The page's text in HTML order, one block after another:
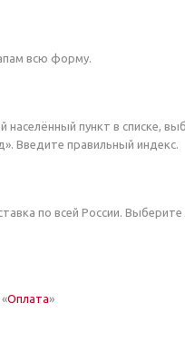
всю форму.
населённый пункт в списке,
Введите правильный индекс.
по всей России.
Оплата»